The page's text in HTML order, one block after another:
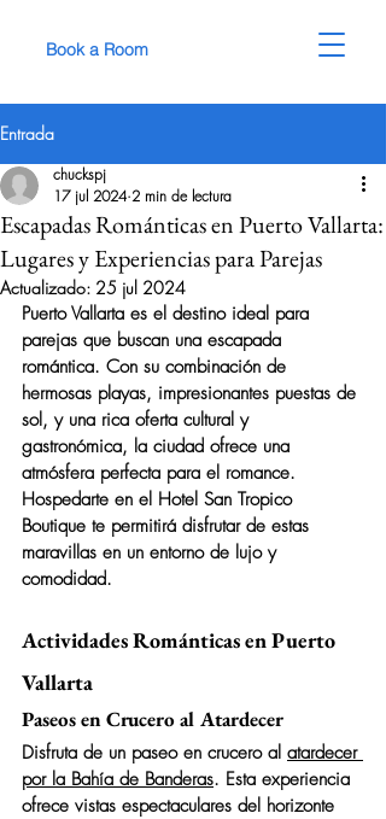
Book a Room
Entrada
Escapadas Románticas en Puerto Vallarta:
Lugares y Experiencias para Parejas
chuckspj
17 jul 2024 2 min de lectura
Actualizado: 25 jul 2024
Puerto Vallarta es el destino ideal para
parejas que buscan una escapada
romántica. Con su combinación de
hermosas playas, impresionantes puestas de
sol, y una rica oferta cultural y
gastronómica, la ciudad ofrece una
atmósfera perfecta para el romance.
Hospedarte en el Hotel San Tropico
Boutique te permitirá disfrutar de estas
maravillas en un entorno de lujo y
comodidad.
Actividades Románticas en Puerto
Vallarta
Paseos en Crucero al Atardecer
Disfruta de un paseo en crucero al atardecer
por la Bahía de Banderas. Esta experiencia
ofrece vistas espectaculares del horizonte